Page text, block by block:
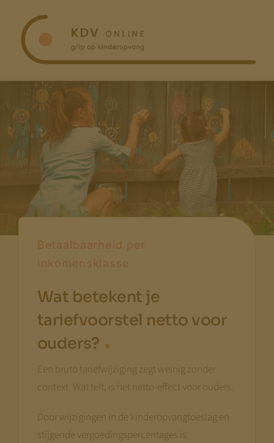
inhoud
Betaalbaarheid per
inkomensklasse
Wat betekent je
tariefvoorstel netto voor
ouders?
Een bruto tariefwijziging zegt weinig zonder
context. Wat telt, is het netto-effect voor ouders.
Door wijzigingen in de kinderopvangtoeslag en
stijgende vergoedingspercentages is